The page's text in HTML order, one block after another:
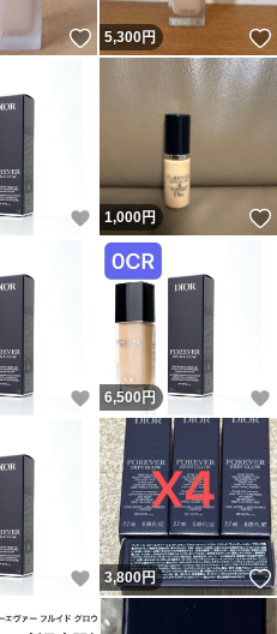
いいね！
5,300円
いいね！
1,000円
いいね！
6,500 円
いいね！
3,800円